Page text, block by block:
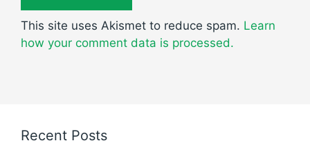
This site uses Akismet to reduce spam. Learn
how your comment data is processed.
Recent Posts